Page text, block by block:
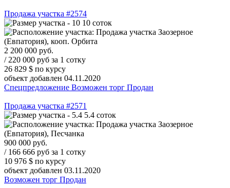
Продажа участка #2574
10 соток
Заозерное
(Евпатория), кооп. Орбита
2 200 000 руб.
/ 220 000 руб за 1 сотку
26 829 $ по курсу
объект добавлен 04.11.2020
Спецпредложение Возможен торг Продан
Продажа участка #2571
5.4 соток
Заозерное
(Евпатория), Песчанка
900 000 руб.
/ 166 666 руб за 1 сотку
10 976 $ по курсу
объект добавлен 03.11.2020
Возможен торг Продан